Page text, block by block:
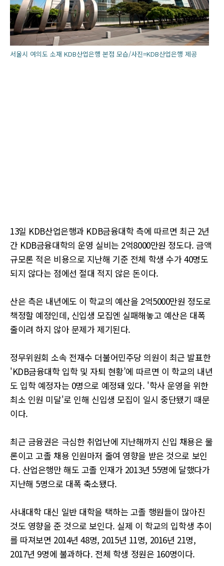
서울시 여의도 소재 KDB산업은행 본점 모습/사진=KDB산업은행 제공
13일 KDB산업은행과 KDB금융대학 측에 따르면 최근 2년
간 KDB금융대학의 운영 실비는 2억8000만원 정도다. 금액
규모론 적은 비용으로 지난해 기준 전체 학생 수가 40명도
되지 않다는 점에선 절대 적지 않은 돈이다.
산은 측은 내년에도 이 학교의 예산을 2억5000만원 정도로
책정할 예정인데, 신입생 모집엔 실패해놓고 예산은 대폭
줄이려 하지 않아 문제가 제기된다.
정무위원회 소속 전재수 더불어민주당 의원이 최근 발표한
'KDB금융대학 입학 및 자퇴 현황’에 따르면 이 학교의 내년
도 입학 예정자는 0명으로 예정돼 있다. '학사 운영을 위한
최소 인원 미달'로 인해 신입생 모집이 일시 중단됐기 때문
이다.
최근 금융권은 극심한 취업난에 지난해까지 신입 채용은 물
론이고 고졸 채용 인원마저 줄여 영향을 받은 것으로 보인
다. 산업은행만 해도 고졸 인재가 2013년 55명에 달했다가
지난해 5명으로 대폭 축소됐다.
사내대학 대신 일반 대학을 택하는 고졸 행원들이 많아진
것도 영향을 준 것으로 보인다. 실제 이 학교의 입학생 추이
를 따져보면 2014년 48명, 2015년 11명, 2016년 21명,
2017년 9명에 불과하다. 전체 학생 정원은 160명이다.